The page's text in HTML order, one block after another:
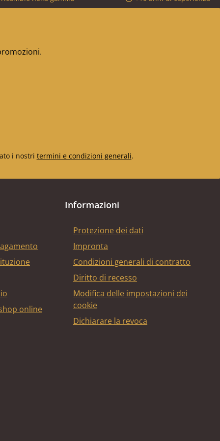
i nostri termini e condizioni generali.
online
Informazioni
Protezione dei dati
Impronta
Condizioni generali di contratto
Diritto di recesso
Modifica delle impostazioni dei
cookie
Dichiarare la revoca